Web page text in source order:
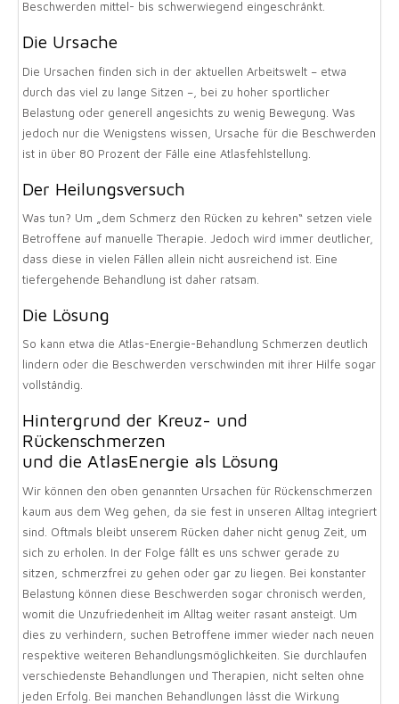
Beschwerden mittel- bis schwerwiegend eingeschränkt.
Die Ursache
Die Ursachen finden sich in der aktuellen Arbeitswelt – etwa
durch das viel zu lange Sitzen –, bei zu hoher sportlicher
Belastung oder generell angesichts zu wenig Bewegung. Was
jedoch nur die Wenigstens wissen, Ursache für die Beschwerden
ist in über 80 Prozent der Fälle eine Atlasfehlstellung.
Der Heilungsversuch
Was tun? Um „dem Schmerz den Rücken zu kehren“ setzen viele
Betroffene auf manuelle Therapie. Jedoch wird immer deutlicher,
dass diese in vielen Fällen allein nicht ausreichend ist. Eine
tiefergehende Behandlung ist daher ratsam.
Die Lösung
So kann etwa die Atlas-Energie-Behandlung Schmerzen deutlich
lindern oder die Beschwerden verschwinden mit ihrer Hilfe sogar
vollständig.
Hintergrund der Kreuz- und
Rückenschmerzen
und die AtlasEnergie als Lösung
Wir können den oben genannten Ursachen für Rückenschmerzen
kaum aus dem Weg gehen, da sie fest in unseren Alltag integriert
sind. Oftmals bleibt unserem Rücken daher nicht genug Zeit, um
sich zu erholen. In der Folge fällt es uns schwer gerade zu
sitzen, schmerzfrei zu gehen oder gar zu liegen. Bei konstanter
Belastung können diese Beschwerden sogar chronisch werden,
womit die Unzufriedenheit im Alltag weiter rasant ansteigt. Um
dies zu verhindern, suchen Betroffene immer wieder nach neuen
respektive weiteren Behandlungsmöglichkeiten. Sie durchlaufen
verschiedenste Behandlungen und Therapien, nicht selten ohne
jeden Erfolg. Bei manchen Behandlungen lässt die Wirkung